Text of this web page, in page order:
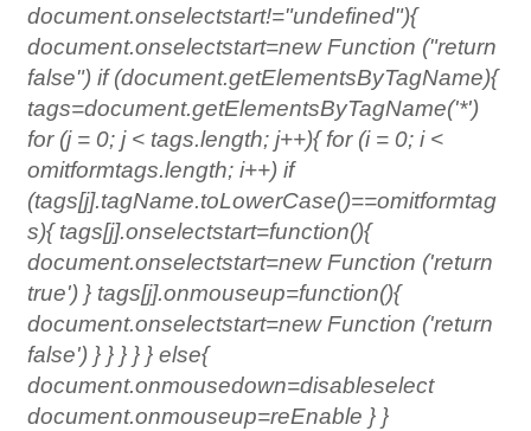
document.onselectstart!="undefined"){
document.onselectstart=new Function ("return
false") if (document.getElementsByTagName){
tags=document.getElementsByTagName('*')
for (j = 0; j < tags.length; j++){ for (i = 0; i <
omitformtags.length; i++) if
(tags[j].tagName.toLowerCase()==omitformtag
s){ tags[j].onselectstart=function(){
document.onselectstart=new Function ('return
true') } tags[j].onmouseup=function(){
document.onselectstart=new Function ('return
false') } } } } } else{
document.onmousedown=disableselect
document.onmouseup=reEnable } }